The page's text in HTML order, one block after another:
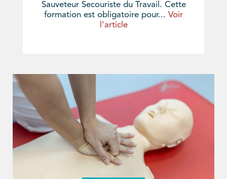
Sauveteur Secouriste du Travail. Cette
formation est obligatoire pour... Voir
l'article